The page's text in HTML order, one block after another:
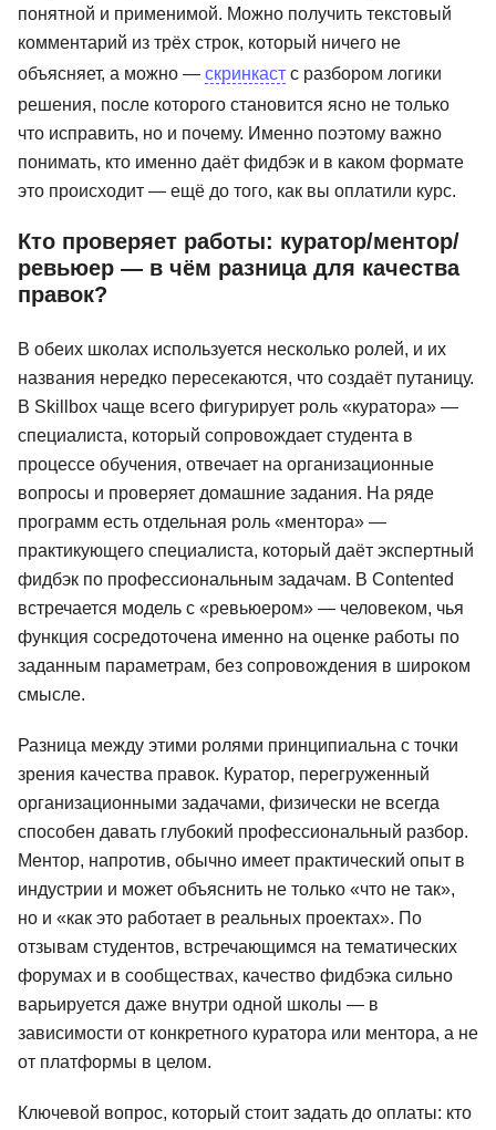
понятной и применимой. Можно получить текстовый
комментарий из трёх строк, который ничего не
объясняет, а можно — скринкаст с разбором логики
решения, после которого становится ясно не только
что исправить, но и почему. Именно поэтому важно
понимать, кто именно даёт фидбэк и в каком формате
это происходит — ещё до того, как вы оплатили курс.
Кто проверяет работы: куратор/ментор/
ревьюер — в чём разница для качества
правок?
В обеих школах используется несколько ролей, и их
названия нередко пересекаются, что создаёт путаницу.
В Skillbox чаще всего фигурирует роль «куратора» —
специалиста, который сопровождает студента в
процессе обучения, отвечает на организационные
вопросы и проверяет домашние задания. На ряде
программ есть отдельная роль «ментора» —
практикующего специалиста, который даёт экспертный
фидбэк по профессиональным задачам. В Contented
встречается модель с «ревьюером» — человеком, чья
функция сосредоточена именно на оценке работы по
заданным параметрам, без сопровождения в широком
смысле.
Разница между этими ролями принципиальна с точки
зрения качества правок. Куратор, перегруженный
организационными задачами, физически не всегда
способен давать глубокий профессиональный разбор.
Ментор, напротив, обычно имеет практический опыт в
индустрии и может объяснить не только «что не так»,
но и «как это работает в реальных проектах». По
отзывам студентов, встречающимся на тематических
форумах и в сообществах, качество фидбэка сильно
варьируется даже внутри одной школы — в
зависимости от конкретного куратора или ментора, а не
от платформы в целом.
Ключевой вопрос, который стоит задать до оплаты: кто